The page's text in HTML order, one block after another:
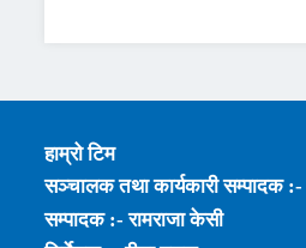
हाम्रो टिम
सञ्चालक तथा कार्यकारी सम्पादक :-
सम्पादक :- रामराजा केसी